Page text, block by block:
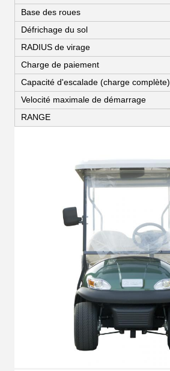
Base des roues
Défrichage du sol
RADIUS de virage
Charge de paiement
Capacité d'escalade (charge complète)
Velocité maximale de démarrage
RANGE